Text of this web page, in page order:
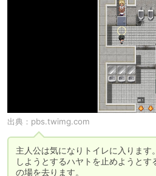
出典： pbs.twimg.com
主人公は気になりトイレに入ります
しようとするハヤトを止めようと
の場を去ります。